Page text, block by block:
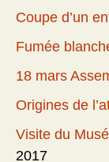
Coupe d’un
Fumée
18 mars
Origines de
Visite du
2017